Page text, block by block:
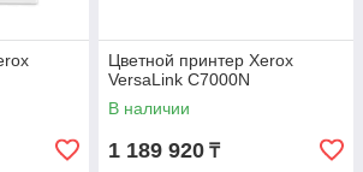
Цветной принтер Xerox
VersaLink C7000N
В наличии
1 189 920 ₸